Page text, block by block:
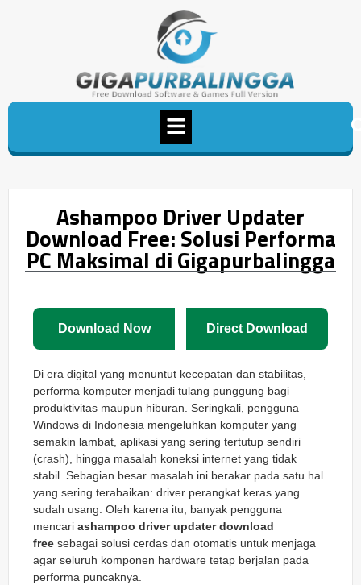
Ashampoo Driver Updater
Download Free: Solusi Performa
PC Maksimal di Gigapurbalingga
Download Now Direct Download
Di era digital yang menuntut kecepatan dan stabilitas,
performa komputer menjadi tulang punggung bagi
produktivitas maupun hiburan. Seringkali, pengguna
Windows di Indonesia mengeluhkan komputer yang
semakin lambat, aplikasi yang sering tertutup sendiri
(crash), hingga masalah koneksi internet yang tidak
stabil. Sebagian besar masalah ini berakar pada satu hal
yang sering terabaikan: driver perangkat keras yang
sudah usang. Oleh karena itu, banyak pengguna
mencari ashampoo driver updater download
free sebagai solusi cerdas dan otomatis untuk menjaga
agar seluruh komponen hardware tetap berjalan pada
performa puncaknya.